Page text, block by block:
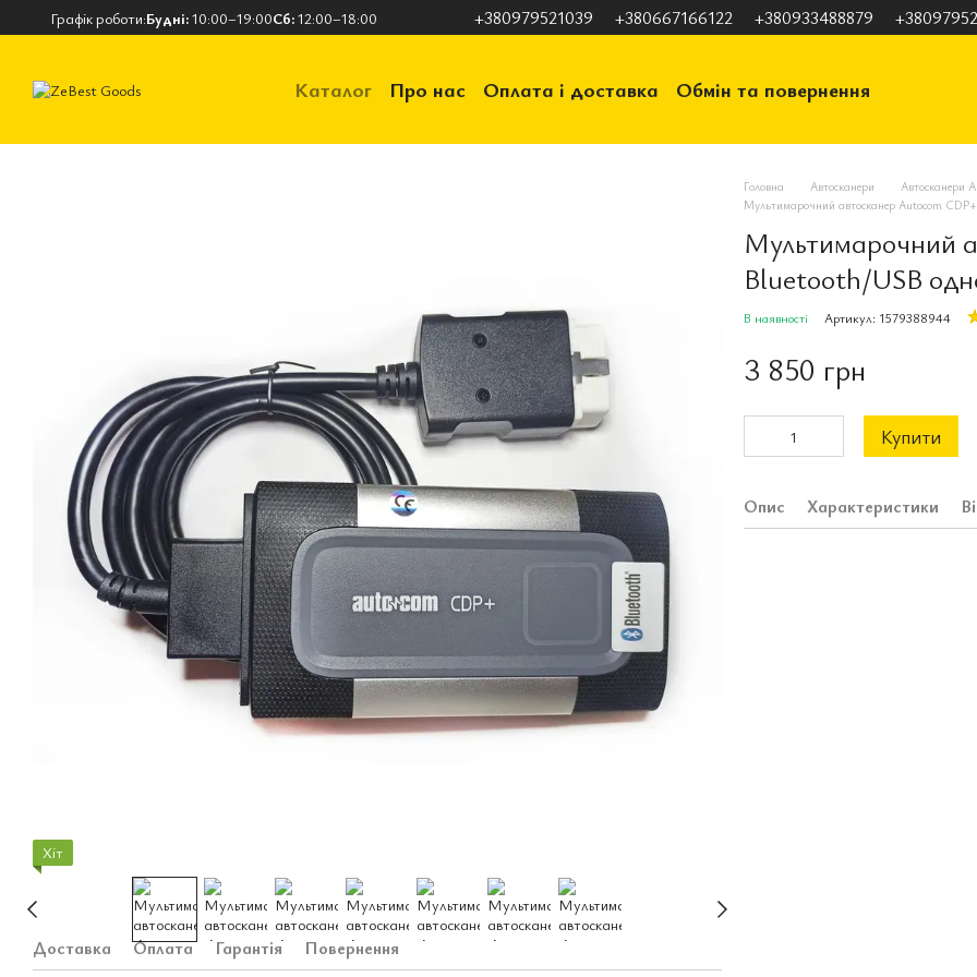
Перейти до основного контенту
Графік роботи:Будні:10:00–19:00Сб:12:00–18:00 +380979521039 +380667166122 +380933488879
Каталог Про нас Оплата і доставка
Обмін та повернення
Хіт
Доставка Оплата Гарантія Повернення
Головна Автосканери
Автосканери
Мультимарочний автосканер Autocom
Мультимарочний
Bluetooth/USB
В наявності Артикул: 1579388944
3 850 грн
Купити
Опис Характеристики